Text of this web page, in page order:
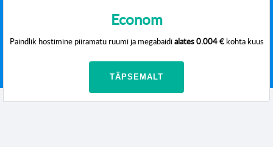
Econom
Paindlik hostimine piiramatu ruumi ja megabaidialates0.004 €kohta kuus
TÄPSEMALT